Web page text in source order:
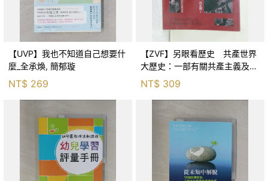
【UVP】我也不知道自己想要什
麼_全承煥, 簡郁璇
NT$ 269
【ZVF】另眼看歷史 共產世界
大歷史：一部有關共產主義及共
產黨兩百年的興衰史_呂正理
NT$ 309